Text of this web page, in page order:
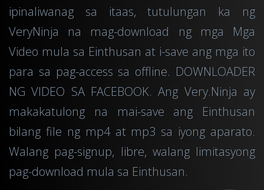
ipinaliwanag sa itaas, tutulungan ka ng
VeryNinja na mag-download ng mga Mga
Video mula sa Einthusan at i-save ang mga ito
para sa pag-access sa offline. DOWNLOADER
NG VIDEO SA FACEBOOK. Ang Very.Ninja ay
makakatulong na mai-save ang Einthusan
bilang file ng mp4 at mp3 sa iyong aparato.
Walang pag-signup, libre, walang limitasyong
pag-download mula sa Einthusan.